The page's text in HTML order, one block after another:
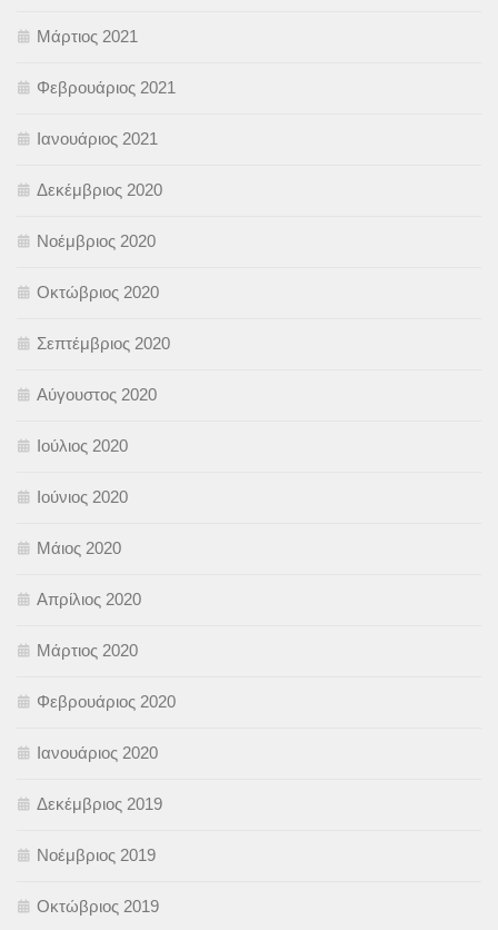
Μάρτιος 2021
Φεβρουάριος 2021
Ιανουάριος 2021
Δεκέμβριος 2020
Νοέμβριος 2020
Οκτώβριος 2020
Σεπτέμβριος 2020
Αύγουστος 2020
Ιούλιος 2020
Ιούνιος 2020
Μάιος 2020
Απρίλιος 2020
Μάρτιος 2020
Φεβρουάριος 2020
Ιανουάριος 2020
Δεκέμβριος 2019
Νοέμβριος 2019
Οκτώβριος 2019